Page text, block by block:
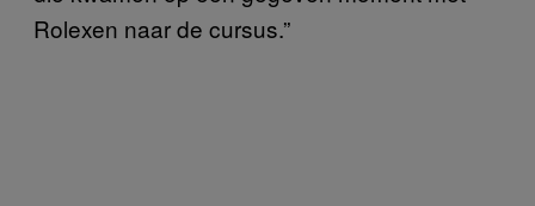
Rolexen naar de cursus.”